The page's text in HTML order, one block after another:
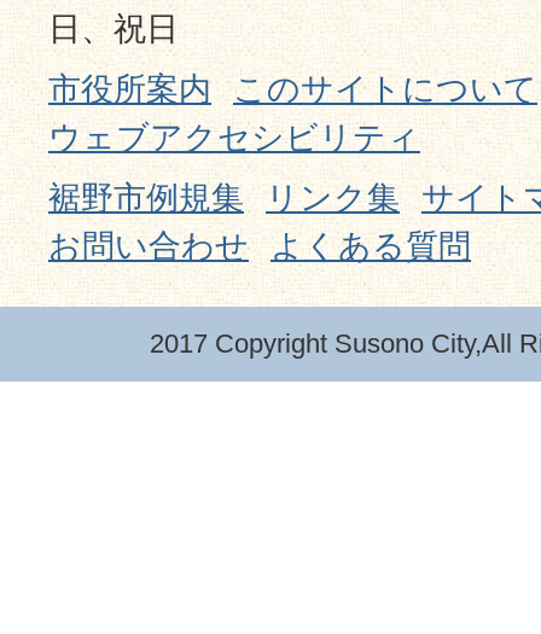
日、祝日
市役所案内
このサイトについて
ウェブアクセシビリティ
裾野市例規集
リンク集
サイト
お問い合わせ
よくある質問
2017 Copyright Susono City,All